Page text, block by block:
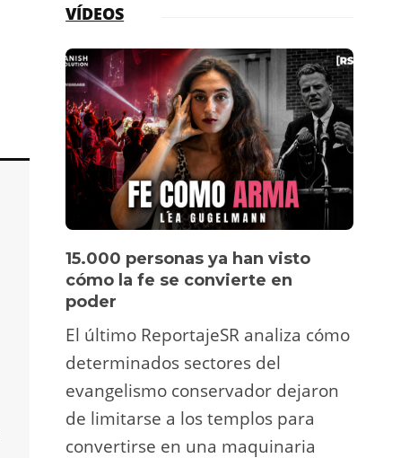
VÍDEOS
15.000 personas ya han visto
cómo la fe se convierte en
poder
El último ReportajeSR analiza cómo
determinados sectores del
evangelismo conservador dejaron
de limitarse a los templos para
convertirse en una maquinaria